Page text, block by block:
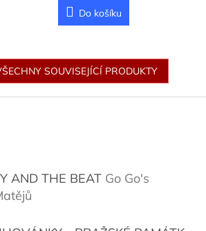
Do košíku
SOUVISEJÍCÍ PRODUKTY
AND THE BEAT Go Go's
produktu je 5 z 5 hvězdiček.